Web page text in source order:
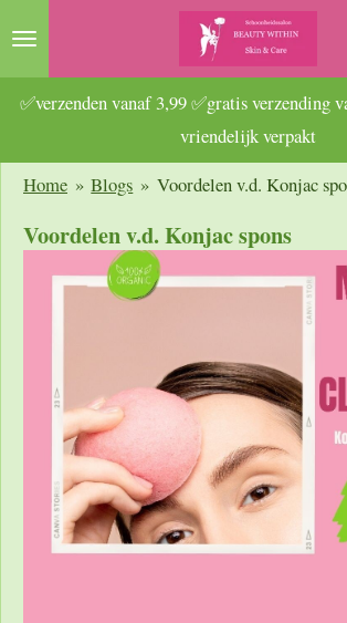
Ga
naar
hoofdinhoud
✅verzenden vanaf 3,99 ✅gratis verzending
vriendelijk verpakt
Home » Blogs » Voordelen v.d. Konjac
Voordelen v.d. Konjac spons